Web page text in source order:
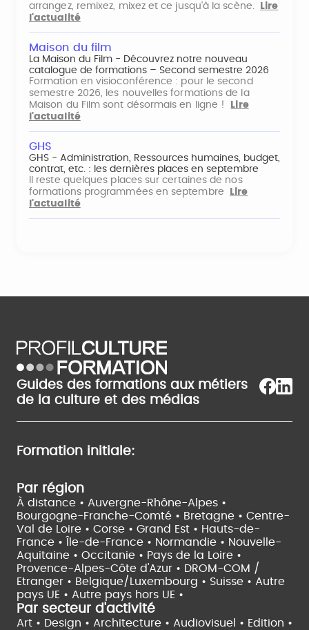
arrangez, remixez, mixez et ce jusqu'à la scène.
Lire
l'actualité
Maison du film
La Maison du Film - Découvrez notre nouveau
catalogue de formations – Second semestre 2026
Formation en visioconférence : pour le second
semestre 2026, les nouvelles formations de la
Maison du Film sont désormais en ligne !
Lire
l'actualité
GHS
GHS - Administration, Ressources humaines, budget,
contrat, etc. : les dernières places en septembre
Il reste quelques places sur certaines de nos
formations programmées en septembre
Lire
l'actualité
Guides des formations aux métiers
de la culture et des médias
Formation initiale:
Par région
À distance • Auvergne-Rhône-Alpes •
Bourgogne-Franche-Comté • Bretagne • Centre-
Val de Loire • Corse • Grand Est • Hauts-de-
France •
Île-de-France • Normandie • Nouvelle-
Aquitaine • Occitanie • Pays de la Loire •
Provence-Alpes-Côte d'Azur • DROM-COM /
Etranger • Belgique/Luxembourg • Suisse • Autre
pays UE • Autre pays hors UE •
Par secteur d'activité
Art • Design • Architecture • Audiovisuel • Edition •